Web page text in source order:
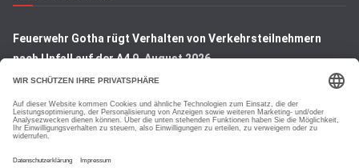
Feuerwehr Gotha rügt Verhalten von Verkehrsteilnehmern
nach Unfall auf der A49. August 2026
Sportplatz7. August 2026
August 2026